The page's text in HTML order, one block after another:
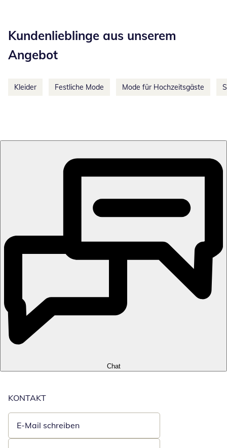
Kundenlieblinge aus unserem
Angebot
Kleider Festliche Mode Mode für Hochzeitsgäste
Chat
KONTAKT
E-Mail schreiben
Öffnet E-Mail-Client